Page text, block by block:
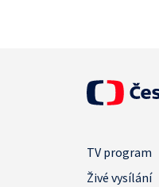
TV program
Živé vysílání